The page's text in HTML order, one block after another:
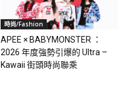
時尚/Fashion
APEE × BABYMONSTER ：
2026 年度強勢引爆的 Ultra –
Kawaii 街頭時尚聯乘